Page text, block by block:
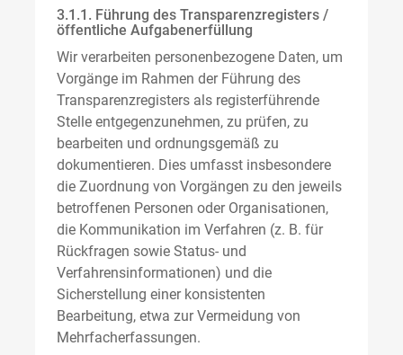
3.1.1. Führung des Transparenzregisters /
öffentliche Aufgabenerfüllung
Wir verarbeiten personenbezogene Daten, um
Vorgänge im Rahmen der Führung des
Transparenzregisters als registerführende
Stelle entgegenzunehmen, zu prüfen, zu
bearbeiten und ordnungsgemäß zu
dokumentieren. Dies umfasst insbesondere
die Zuordnung von Vorgängen zu den jeweils
betroffenen Personen oder Organisationen,
die Kommunikation im Verfahren (z. B. für
Rückfragen sowie Status- und
Verfahrensinformationen) und die
Sicherstellung einer konsistenten
Bearbeitung, etwa zur Vermeidung von
Mehrfacherfassungen.